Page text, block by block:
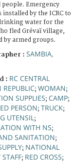
people. Emergency
by the ICRC to
water for the
fled Grévaï village,
by armed groups.
: SAMBIA,
: RC CENTRAL
REPUBLIC; WOMAN;
SUPPLIES; CAMP;
PERSON; TRUCK;
UTENSIL ;
WITH NS;
SANITATION;
; NATIONAL
STAFF; RED CROSS;